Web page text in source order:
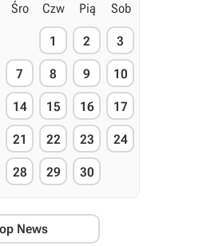
Śro Czw Pią Sob
1 2 3
7 8 9 10
14 15 16 17
21 22 23 24
28 29 30
News